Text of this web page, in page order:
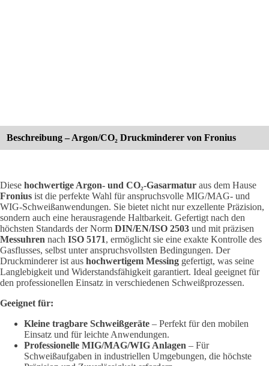
Beschreibung – Argon/CO₂ Druckminderer von Fronius
Diese hochwertige Argon- und CO₂-Gasarmatur aus dem Hause
Fronius ist die perfekte Wahl für anspruchsvolle MIG/MAG- und
WIG-Schweißanwendungen. Sie bietet nicht nur exzellente Präzision,
sondern auch eine herausragende Haltbarkeit. Gefertigt nach den
höchsten Standards der Norm DIN/EN/ISO 2503 und mit präzisen
Messuhren nach ISO 5171, ermöglicht sie eine exakte Kontrolle des
Gasflusses, selbst unter anspruchsvollsten Bedingungen. Der
Druckminderer ist aus hochwertigem Messing gefertigt, was seine
Langlebigkeit und Widerstandsfähigkeit garantiert. Ideal geeignet für
den professionellen Einsatz in verschiedenen Schweißprozessen.
Geeignet für:
Kleine tragbare Schweißgeräte – Perfekt für den mobilen
Einsatz und für leichte Anwendungen.
Professionelle MIG/MAG/WIG Anlagen – Für
Schweißaufgaben in industriellen Umgebungen, die höchste